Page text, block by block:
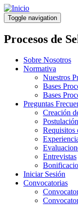
Pasar
al
contenido
principal
Toggle navigation
Procesos de
Sobre Nosotros
Normativa
Nuestros
Bases
Bases
Preguntas
Creación
Postulación
Requisitos
Entrevistas
Iniciar Sesión
Convocatorias